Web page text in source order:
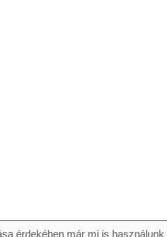
érdekében már mi is